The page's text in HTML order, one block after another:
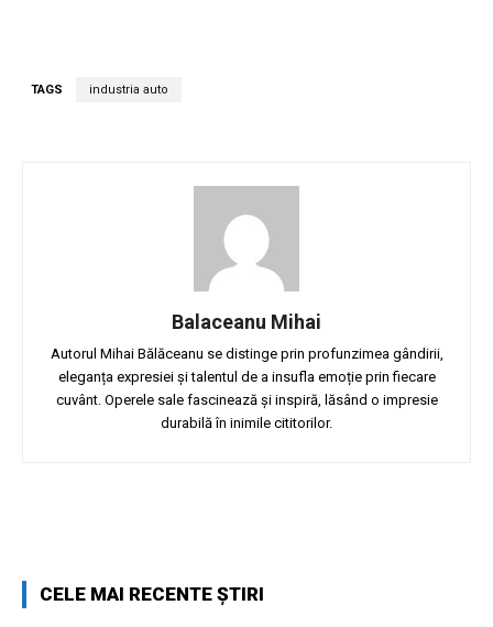
TAGS industria auto
Balaceanu Mihai
Autorul Mihai Bălăceanu se distinge prin profunzimea gândirii,
eleganța expresiei și talentul de a insufla emoție prin fiecare
cuvânt. Operele sale fascinează și inspiră, lăsând o impresie
durabilă în inimile cititorilor.
CELE MAI RECENTE ȘTIRI